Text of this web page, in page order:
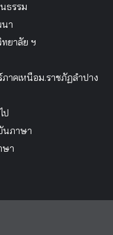
ธรรม
า
ทยาลัย ฯ
าคเหนือม.ราชภัฏลำปาง
ป
นภาษา
ษา